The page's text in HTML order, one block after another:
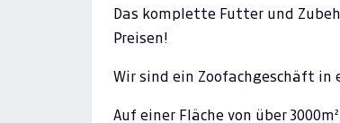
Das komplette Futter und
Preisen!
Wir sind ein Zoofachgeschäft in
Auf einer Fläche von über